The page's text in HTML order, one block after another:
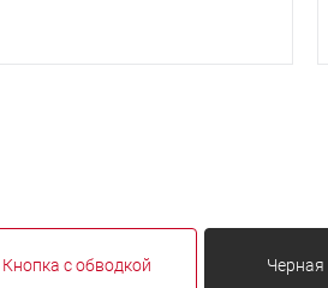
Кнопка с обводкой Черная